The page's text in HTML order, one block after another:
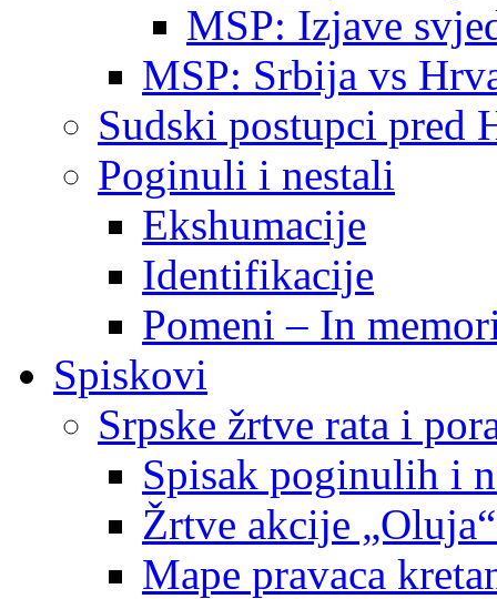
MSP: Izjave
MSP: Srbija vs
Sudski postupci pred
Poginuli i nestali
Ekshumacije
Identifikacije
Pomeni – In
Spiskovi
Srpske žrtve rata i
Spisak poginulih i
Žrtve akcije
Mape pravaca